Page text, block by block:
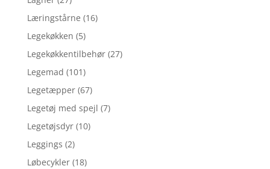
Læringstårne (16)
Legekøkken (5)
Legekøkkentilbehør (27)
Legemad (101)
Legetæpper (67)
Legetøj med spejl (7)
Legetøjsdyr (10)
Leggings (2)
Løbecykler (18)